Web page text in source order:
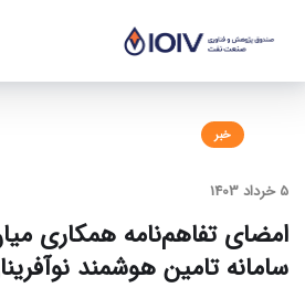
خبر
5 خرداد 1403
امضای تفاهم‌نامه همکاری
سامانه تامین هوشمند